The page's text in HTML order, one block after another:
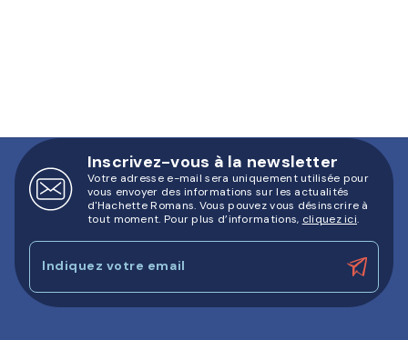
Inscrivez-vous à la newsletter
Votre adresse e-mail sera uniquement utilisée pour
vous envoyer des informations sur les actualités
d'Hachette Romans. Vous pouvez vous désinscrire à
tout moment. Pour plus d’informations, cliquez ici.
Indiquez votre email